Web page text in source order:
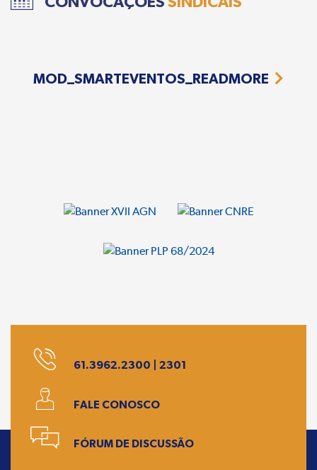
MOD_SMARTEVENTOS_READMORE
61.3962.2300 | 2301
FALE CONOSCO
FÓRUM DE DISCUSSÃO